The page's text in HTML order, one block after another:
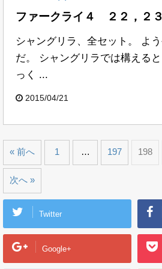
ファークライ４ ２２，２
シャングリラ、全セット。 よ
だ。 シャングリラでは構える
っく ...
2015/04/21
« 前へ 1 … 197 198
次へ »
Twitter
Google+